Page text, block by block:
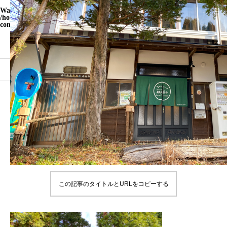
Warning: Undefined array key "WP_Widget_Recent_Comments" in
/home/yamatohito/yamatohito.jp/public_html/travel.yamatohito.jp/wp-
content/themes/meets_tcd086/functions.phpon line535
ブログ IMG_1021
IMG_1021
2022.04.05
この記事のタイトルとURLをコピーする